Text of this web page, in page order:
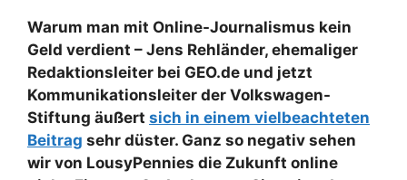
Warum man mit Online-Journalismus kein
Geld verdient – Jens Rehländer, ehemaliger
Redaktionsleiter bei GEO.de und jetzt
Kommunikationsleiter der Volkswagen-
Stiftung äußert sich in einem vielbeachteten
Beitrag sehr düster. Ganz so negativ sehen
wir von LousyPennies die Zukunft online